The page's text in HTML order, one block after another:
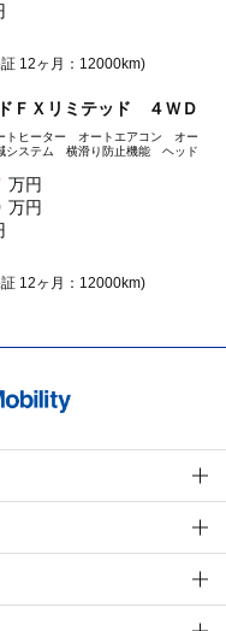
12ヶ月：12000km)
ＦＸリミテッド ４ＷＤ
ヒーター オートエアコン オー
システム 横滑り防止機能 ヘッド
万円
万円
12ヶ月：12000km)